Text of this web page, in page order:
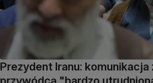
Prezydent Iranu:
przywódcą "bardzo